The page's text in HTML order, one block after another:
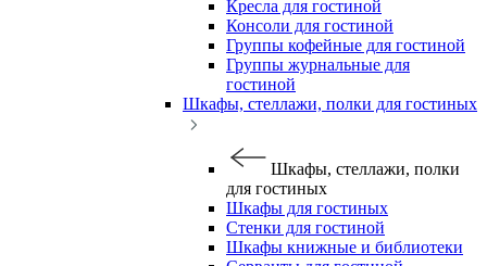
Кресла для гостиной
Консоли для гостиной
Группы кофейные для гостиной
Группы журнальные для
гостиной
Шкафы, стеллажи, полки для гостиных
Шкафы, стеллажи, полки
для гостиных
Шкафы для гостиных
Стенки для гостиной
Шкафы книжные и библиотеки